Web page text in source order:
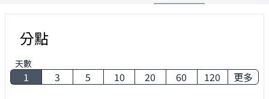
分點
天數
1 3 5 10 20 60 120 更多